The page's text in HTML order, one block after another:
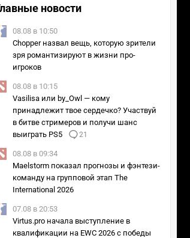
новости
08.08 в 10:50
Chopper назвал вещь, которую зрители
зря романтизируют в жизни про-
игроков
08.08 в 10:15
Vasilisa или by_Owl — кому
принадлежит твое сердечко? Участвуй
в битве стримеров и получи шанс
выиграть PS5
21
08.08 в 09:34
Maelstorm показал прогнозы и фэнтези-
команду на групповой этап The
International 2026
07.08 в 20:53
Virtus.pro начала выступление в
квалификации на EWC 2026 с победы